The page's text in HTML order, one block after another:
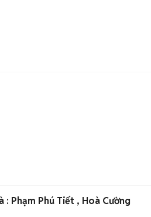
Phạm Phú Tiết , Hoà Cường